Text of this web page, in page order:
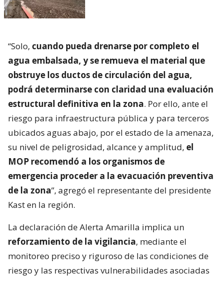
“Solo, cuando pueda drenarse por completo el
agua embalsada, y se remueva el material que
obstruye los ductos de circulación del agua,
podrá determinarse con claridad una evaluación
estructural definitiva en la zona. Por ello, ante el
riesgo para infraestructura pública y para terceros
ubicados aguas abajo, por el estado de la amenaza,
su nivel de peligrosidad, alcance y amplitud, el
MOP recomendó a los organismos de
emergencia proceder a la evacuación preventiva
de la zona”, agregó el representante del presidente
Kast en la región.
La declaración de Alerta Amarilla implica un
reforzamiento de la vigilancia, mediante el
monitoreo preciso y riguroso de las condiciones de
riesgo y las respectivas vulnerabilidades asociadas